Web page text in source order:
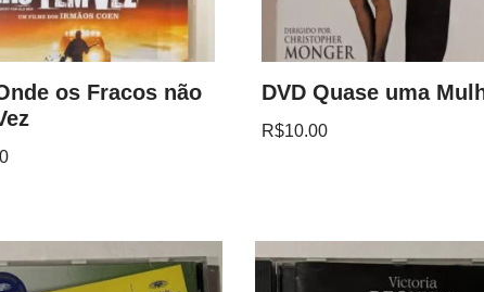
os Fracos não
DVD Quase uma
R$10.00